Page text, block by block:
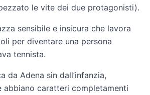
le vite dei due protagonisti).
sensibile e insicura che lavora
per diventare una persona
tennista.
da Adena sin dall’infanzia,
abbiano caratteri completamenti